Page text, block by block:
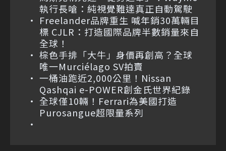
執行長嗆：純視覺難達真正自動駕駛
Freelander品牌重生 喊年銷30萬輛目
標 CJLR：打造國際品牌半數銷量來自
全球！
棕色手排「大牛」身價再創高？全球
唯一Murciélago SV拍賣
一桶油跑近2,000公里！Nissan
Qashqai e-POWER創金氏世界紀錄
全球僅10輛！Ferrari為美國打造
Purosangue超限量系列